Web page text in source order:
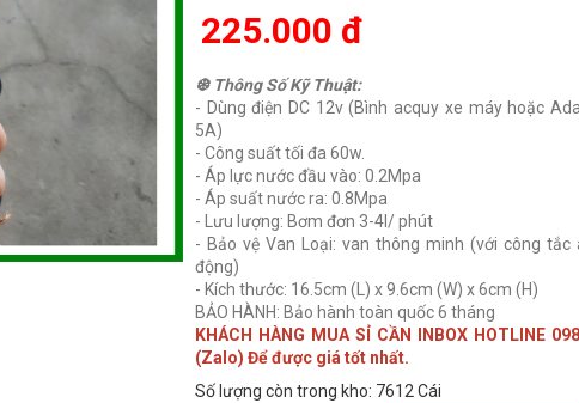
225.000 đ
❆ Thông Số Kỹ Thuật:
- Dùng điện DC 12v (Bình acquy xe máy hoặc
5A)
- Công suất tối đa 60w.
- Áp lực nước đầu vào: 0.2Mpa
- Áp suất nước ra: 0.8Mpa
- Lưu lượng: Bơm đơn 3-4l/ phút
- Bảo vệ Van Loại: van thông minh (với công tắc
động)
- Kích thước: 16.5cm (L) x 9.6cm (W) x 6cm (H)
BẢO HÀNH: Bảo hành toàn quốc 6 tháng
KHÁCH HÀNG MUA SỈ CẦN INBOX HOTLINE
(Zalo) Để được giá tốt nhất.
Số lượng còn trong kho: 7612 Cái